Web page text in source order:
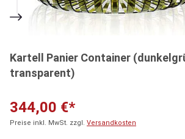
Kartell Panier Container
transparent)
344,00 €*
Preise inkl. MwSt. zzgl. Versandkosten